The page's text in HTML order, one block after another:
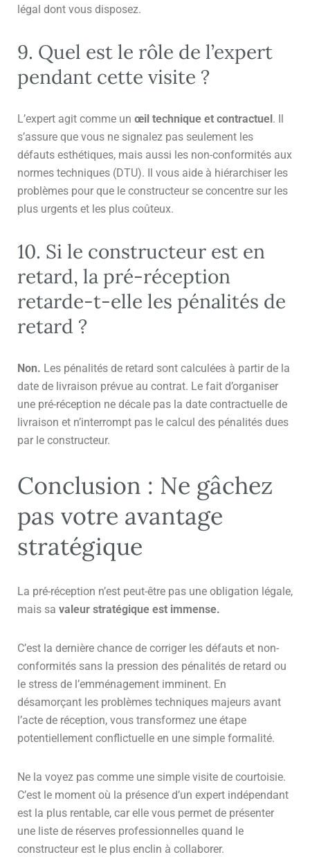
légal dont vous disposez.
9. Quel est le rôle de l’expert
pendant cette visite ?
L’expert agit comme un œil technique et contractuel . Il
s’assure que vous ne signalez pas seulement les
défauts esthétiques, mais aussi les non-conformités aux
normes techniques (DTU). Il vous aide à hiérarchiser les
problèmes pour que le constructeur se concentre sur les
plus urgents et les plus coûteux.
10. Si le constructeur est en
retard, la pré-réception
retarde-t-elle les pénalités de
retard ?
Non. Les pénalités de retard sont calculées à partir de la
date de livraison prévue au contrat. Le fait d’organiser
une pré-réception ne décale pas la date contractuelle de
livraison et n’interrompt pas le calcul des pénalités dues
par le constructeur.
Conclusion : Ne gâchez
pas votre avantage
stratégique
La pré-réception n’est peut-être pas une obligation légale,
mais sa valeur stratégique est immense.
C’est la dernière chance de corriger les défauts et non-
conformités sans la pression des pénalités de retard ou
le stress de l’emménagement imminent. En
désamorçant les problèmes techniques majeurs avant
l’acte de réception, vous transformez une étape
potentiellement conflictuelle en une simple formalité.
Ne la voyez pas comme une simple visite de courtoisie.
C’est le moment où la présence d’un expert indépendant
est la plus rentable, car elle vous permet de présenter
une liste de réserves professionnelles quand le
constructeur est le plus enclin à collaborer.